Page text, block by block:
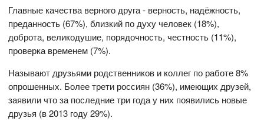
Главные качества верного друга - верность, надёжность,
преданность (67%), близкий по духу человек (18%),
доброта, великодушие, порядочность, честность (11%),
проверка временем (7%).
Называют друзьями родственников и коллег по работе 8%
опрошенных. Более трети россиян (36%), имеющих друзей,
заявили что за последние три года у них появились новые
друзья (в 2013 году 29%).